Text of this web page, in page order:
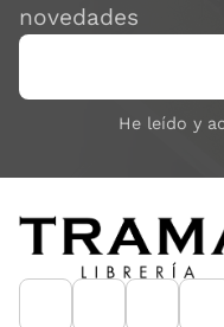
novedades
He leído y